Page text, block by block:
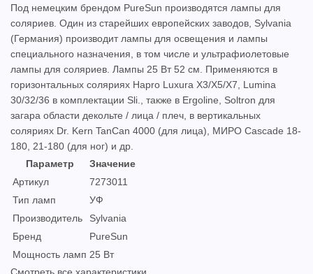
Под немецким брендом PureSun производятся лампы для
соляриев. Один из старейших европейских заводов, Sylvania
(Германия) производит лампы для освещения и лампы
специального назначения, в том числе и ультрафиолетовые
лампы для соляриев. Лампы 25 Вт 52 см. Применяются в
горизонтальных соляриях Hapro Luxura X3/X5/X7, Lumina
30/32/36 в комплектации Sli., также в Ergoline, Soltron для
загара области декольте / лица / плеч, в вертикальных
соляриях Dr. Kern TanCan 4000 (для лица), МИРО Cascade 18-
180, 21-180 (для ног) и др.
Параметр
Значение
Артикул
7273011
Тип ламп
УФ
Производитель
Sylvania
Бренд
PureSun
Мощность ламп 25 Вт